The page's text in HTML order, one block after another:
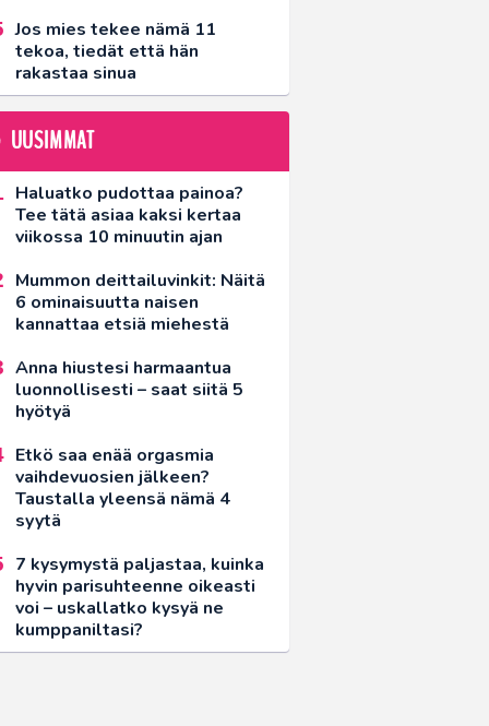
Jos mies tekee nämä 11
tekoa, tiedät että hän
rakastaa sinua
UUSIMMAT
Haluatko pudottaa painoa?
Tee tätä asiaa kaksi kertaa
viikossa 10 minuutin ajan
Mummon deittailuvinkit: Näitä
6 ominaisuutta naisen
kannattaa etsiä miehestä
Anna hiustesi harmaantua
luonnollisesti – saat siitä 5
hyötyä
Etkö saa enää orgasmia
vaihdevuosien jälkeen?
Taustalla yleensä nämä 4
syytä
7 kysymystä paljastaa, kuinka
hyvin parisuhteenne oikeasti
voi – uskallatko kysyä ne
kumppaniltasi?